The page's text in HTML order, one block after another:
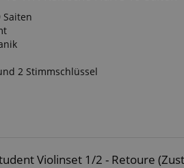
Saiten
2 Stimmschlüssel
Violinset 1/2 - Retoure